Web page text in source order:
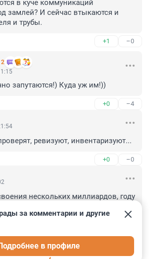
в куче коммуникаций
замлей? И сейчас втыкаются и
и трубы.
+1 –0
2
запутаются!) Куда уж им!))
+0 –4
ревизуют, инвентаризуют...
+0 –0
нескольких миллиардов, году
на них напряжение. Скажут что для
в земной шар столько
он переполнился и начал
Не сразу, конечно.
за комментарии и другие
в профиле